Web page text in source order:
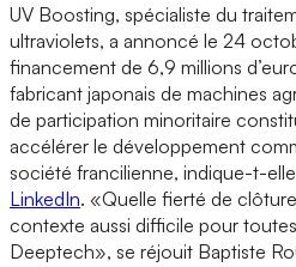
UV Boosting, spécialiste du
ultraviolets, a annoncé le 24
financement de 6,9 millions
fabricant japonais de machines
de participation minoritaire
accélérer le développement
société francilienne, indique-t-
LinkedIn. «Quelle fierté de
contexte aussi difficile pour
Deeptech», se réjouit Baptiste